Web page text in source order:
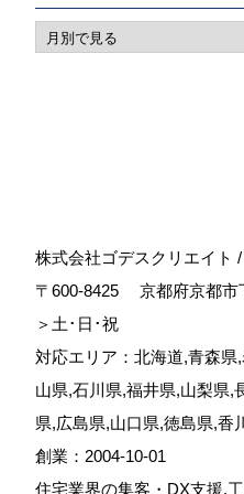
株式会社ゴデスクリエイト
〒600-8425
京都府京都
＞土･日･祝
対応エリア：北海道,青森
山県,石川県,福井県,山梨県,
県,広島県,山口県,徳島県,香
創業：2004-10-01
住宅業界の集客・DX支援,